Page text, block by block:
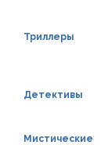
Триллеры
Детективы
Мистические